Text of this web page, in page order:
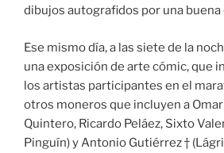
dibujos autografidos por una buena
Ese mismo día, a las siete de la
una exposición de arte cómic, que
los artistas participantes en el
otros moneros que incluyen a
Quintero, Ricardo Peláez, Sixto
Pinguín) y Antonio Gutiérrez †